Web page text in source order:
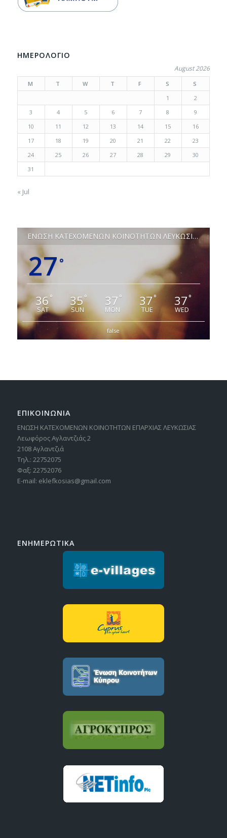
ΗΜΕΡΟΛΟΓΙΟ
August 2026
M T W T F S
S
1
2
3
4 5 6 7 8
9
10
11 12 13 14 15
16
17
18 19 20 21 22
23
24
25 26 27 28 29
30
31
« Jul
ΕΝΩΣΗ ΚΑΤΕΧΟΜΕΝΩΝ ΚΟΙΝΟΤΗΤΩΝ ΛΕΥΚΩΣΙΑΣ
27 °
36°
SAT
35°
SUN
37 °
MON
37 °
TUE
37°
WED
false
ΕΠΙΚΟΙΝΩΝΙΑ
ΕΝΩΣΗ ΚΑΤΕΧΟΜΕΝΩΝ ΚΟΙΝΟΤΗΤΩΝ ΕΠΑΡΧΙΑΣ ΛΕΥΚΩΣΙΑΣ
Λεωφόρος Αγλαντζιάς 2
2108 Αγλαντζιά
Τηλ.: 22752075
Φαξ: 22752076
E-mail: eklefkosias@gmail.com
ΕΝΗΜΕΡΩΤΙΚΑ